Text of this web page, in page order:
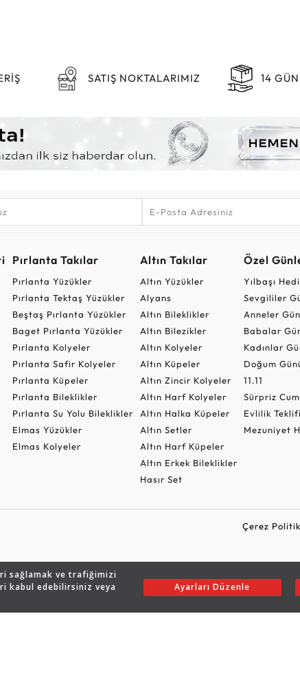
sağlamak ve trafiğimizi
kabul edebilirsiniz veya
Ayarları Düzenle
SATIŞ NOKTALARIMIZ 14
Pırlanta Takılar
Pırlanta Yüzükler
Pırlanta Tektaş Yüzükler
Beştaş Pırlanta Yüzükler
Baget Pırlanta Yüzükler
Pırlanta Kolyeler
Pırlanta Safir Kolyeler
Pırlanta Küpeler
Pırlanta Bileklikler
Pırlanta Su Yolu Bileklikler
Elmas Yüzükler
Elmas Kolyeler
Altın Takılar
Altın Yüzükler
Alyans
Altın Bileklikler
Altın Bilezikler
Altın Kolyeler
Altın Küpeler
Altın Zincir Kolyeler
Altın Harf Kolyeler
Altın Halka Küpeler
Altın Setler
Altın Harf Küpeler
Altın Erkek Bileklikler
Hasır Set
Özel
Yılbaşı
Sevgililer
Anneler
Babalar
Kadınlar
Doğum
11.11
Sürpriz
Evlilik
Mezuniyet
Çerez
© 2026 Assos Pırlanta - Bu sitenin tüm hakları saklıdır.